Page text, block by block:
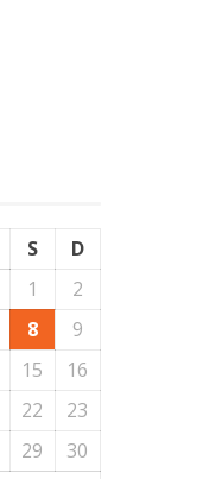
S
D
1
2
8
9
15
16
22
23
29
30